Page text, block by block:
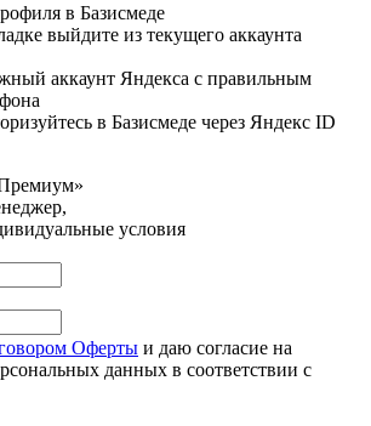
в Базисмеде
выйдите из текущего аккаунта
аккаунт Яндекса с правильным
в Базисмеде через Яндекс ID
условия
Оферты и даю согласие на
данных в соответствии с